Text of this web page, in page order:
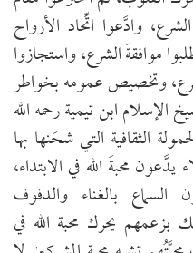
وادَّعوا اتِّحاد الأرواح
موافقةَ الشرع، واستجازوا
وتخصيص عمومه بخواطر
ابن تيمية رحمه الله
الثقافية التي شحَنها بها
‌محبةَ ‌الله ‌في ‌الابتداء،
بالغناء والدفوف
بزعمهم يحرك محبة الله في